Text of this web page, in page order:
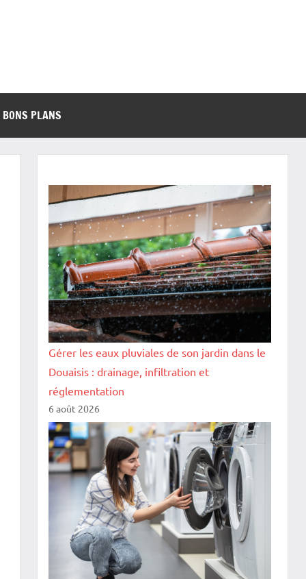
BONS PLANS
Gérer les eaux pluviales de son jardin dans le
Douaisis : drainage, infiltration et
réglementation
6 août 2026